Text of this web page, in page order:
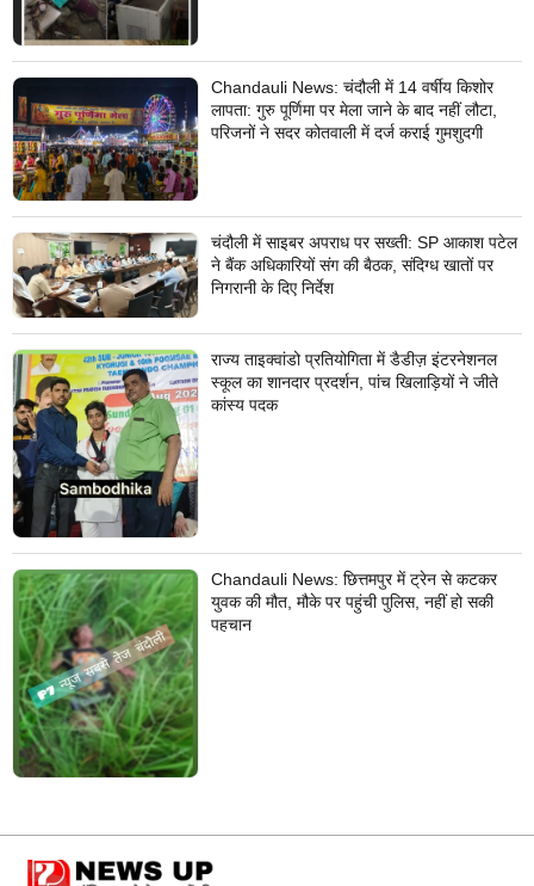
Chandauli News: चंदौली में 14 वर्षीय किशोर
लापता: गुरु पूर्णिमा पर मेला जाने के बाद नहीं लौटा,
परिजनों ने सदर कोतवाली में दर्ज कराई गुमशुदगी
चंदौली में साइबर अपराध पर सख्ती: SP आकाश पटेल
ने बैंक अधिकारियों संग की बैठक, संदिग्ध खातों पर
निगरानी के दिए निर्देश
राज्य ताइक्वांडो प्रतियोगिता में डैडीज़ इंटरनेशनल
स्कूल का शानदार प्रदर्शन, पांच खिलाड़ियों ने जीते
कांस्य पदक
Chandauli News: छित्तमपुर में ट्रेन से कटकर
युवक की मौत, मौके पर पहुंची पुलिस, नहीं हो सकी
पहचान